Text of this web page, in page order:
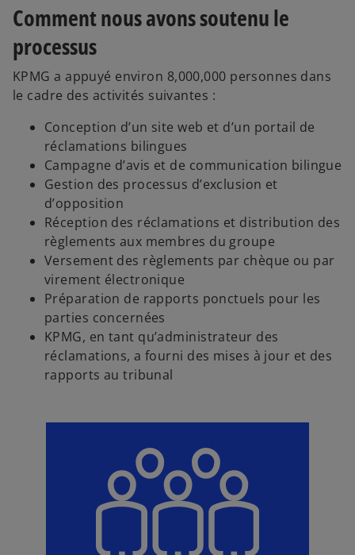
v
e
o
n
g
l
e
t
Comment nous avons soutenu le
processus
KPMG a appuyé environ 8,000,000 personnes dans
le cadre des activités suivantes :
Conception d’un site web et d’un portail de
réclamations bilingues
Campagne d’avis et de communication bilingue
Gestion des processus d’exclusion et
d’opposition
Réception des réclamations et distribution des
règlements aux membres du groupe
Versement des règlements par chèque ou par
virement électronique
Préparation de rapports ponctuels pour les
parties concernées
KPMG, en tant qu’administrateur des
réclamations, a fourni des mises à jour et des
rapports au tribunal